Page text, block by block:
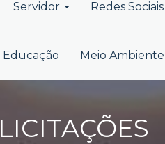
Servidor Redes Sociais
Educação Meio Ambiente
LICITAÇÕES